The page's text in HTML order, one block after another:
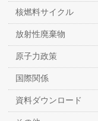
核燃料サイクル
放射性廃棄物
原子力政策
国際関係
資料ダウンロード